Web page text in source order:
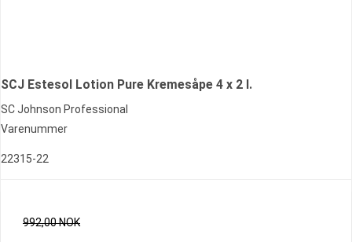
SCJ Estesol Lotion Pure Kremesåpe 4 x 2 l.
SC Johnson Professional
Varenummer
22315-22
992,00 NOK